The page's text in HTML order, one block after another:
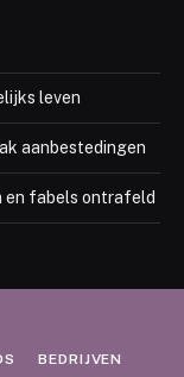
leven
aanbestedingen
en fabels ontrafeld
BEDRIJVEN